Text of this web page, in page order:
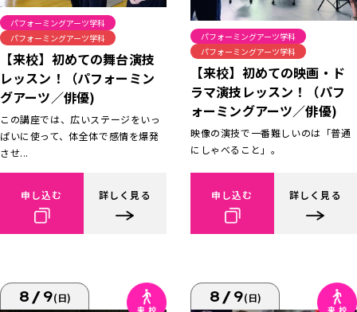
パフォーミングアーツ学科
パフォーミングアーツ学科
【来校】初めての舞台演技
レッスン！（パフォーミン
グアーツ／俳優)
この講座では、広いステージをいっ
ぱいに使って、体全体で感情を爆発
させ...
申し込む 詳しく見る
パフォーミングアーツ学科
パフォーミングアーツ学科
【来校】初めての映画・ド
ラマ演技レッスン！（パフ
ォーミングアーツ／俳優)
映像の演技で一番難しいのは「普通
にしゃべること」。
申し込む 詳しく見る
8/9(日) 8/9(日)